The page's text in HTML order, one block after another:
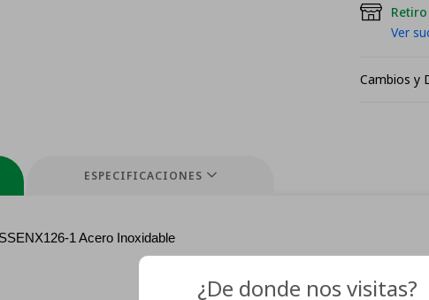
Ver
Cambios y
ESPECIFICACIONES
1 Acero Inoxidable
¿De donde nos visitas?